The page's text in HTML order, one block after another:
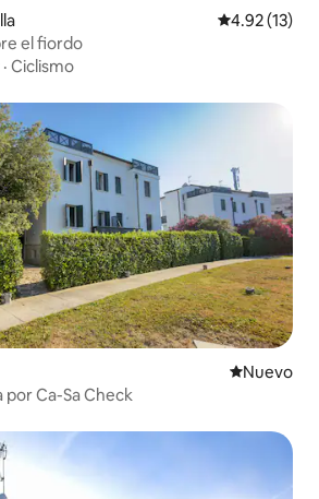
Calificación
4.92 (13)
el fiordo
· Ciclismo
Nuevo
Nuevo
por Ca-Sa Check